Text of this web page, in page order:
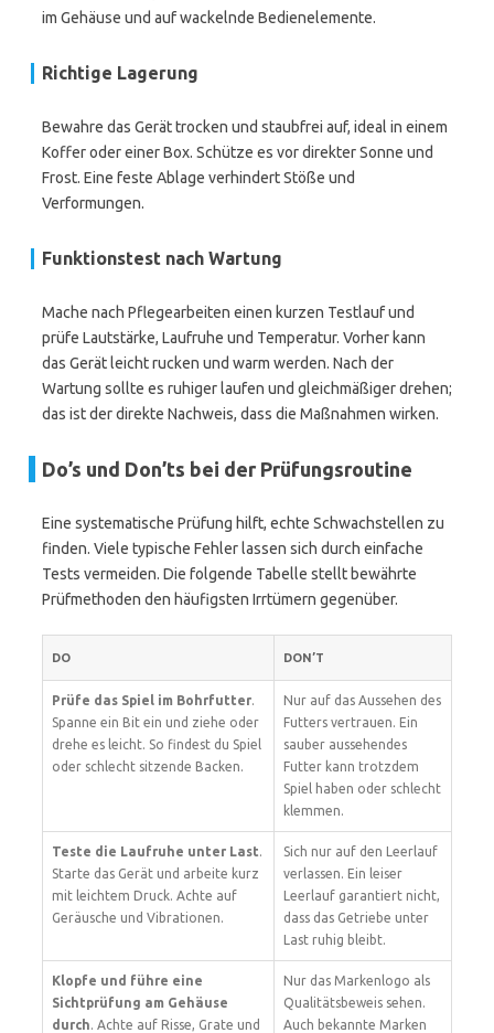
im Gehäuse und auf wackelnde Bedienelemente.
Richtige Lagerung
Bewahre das Gerät trocken und staubfrei auf, ideal in einem
Koffer oder einer Box. Schütze es vor direkter Sonne und
Frost. Eine feste Ablage verhindert Stöße und
Verformungen.
Funktionstest nach Wartung
Mache nach Pflegearbeiten einen kurzen Testlauf und
prüfe Lautstärke, Laufruhe und Temperatur. Vorher kann
das Gerät leicht rucken und warm werden. Nach der
Wartung sollte es ruhiger laufen und gleichmäßiger drehen;
das ist der direkte Nachweis, dass die Maßnahmen wirken.
Do’s und Don’ts bei der Prüfungsroutine
Eine systematische Prüfung hilft, echte Schwachstellen zu
finden. Viele typische Fehler lassen sich durch einfache
Tests vermeiden. Die folgende Tabelle stellt bewährte
Prüfmethoden den häufigsten Irrtümern gegenüber.
DO DON’T
Prüfe das Spiel im Bohrfutter.
Spanne ein Bit ein und ziehe oder
drehe es leicht. So findest du Spiel
oder schlecht sitzende Backen.
Nur auf das Aussehen des
Futters vertrauen. Ein
sauber aussehendes
Futter kann trotzdem
Spiel haben oder schlecht
klemmen.
Teste die Laufruhe unter Last.
Starte das Gerät und arbeite kurz
mit leichtem Druck. Achte auf
Geräusche und Vibrationen.
Sich nur auf den Leerlauf
verlassen. Ein leiser
Leerlauf garantiert nicht,
dass das Getriebe unter
Last ruhig bleibt.
Klopfe und führe eine
Sichtprüfung am Gehäuse
durch. Achte auf Risse, Grate und
Nur das Markenlogo als
Qualitätsbeweis sehen.
Auch bekannte Marken